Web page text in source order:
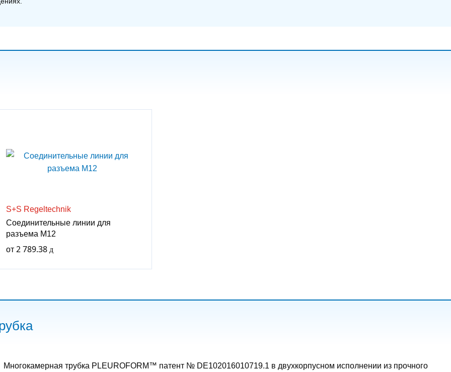
S+S Regeltechnik
Соединительные линии для
разъема M12
от 2 789.38
Многокамерная трубка PLEUROFORM™ патент № DE102016010719.1 в двухкорпусном исполнении из прочного